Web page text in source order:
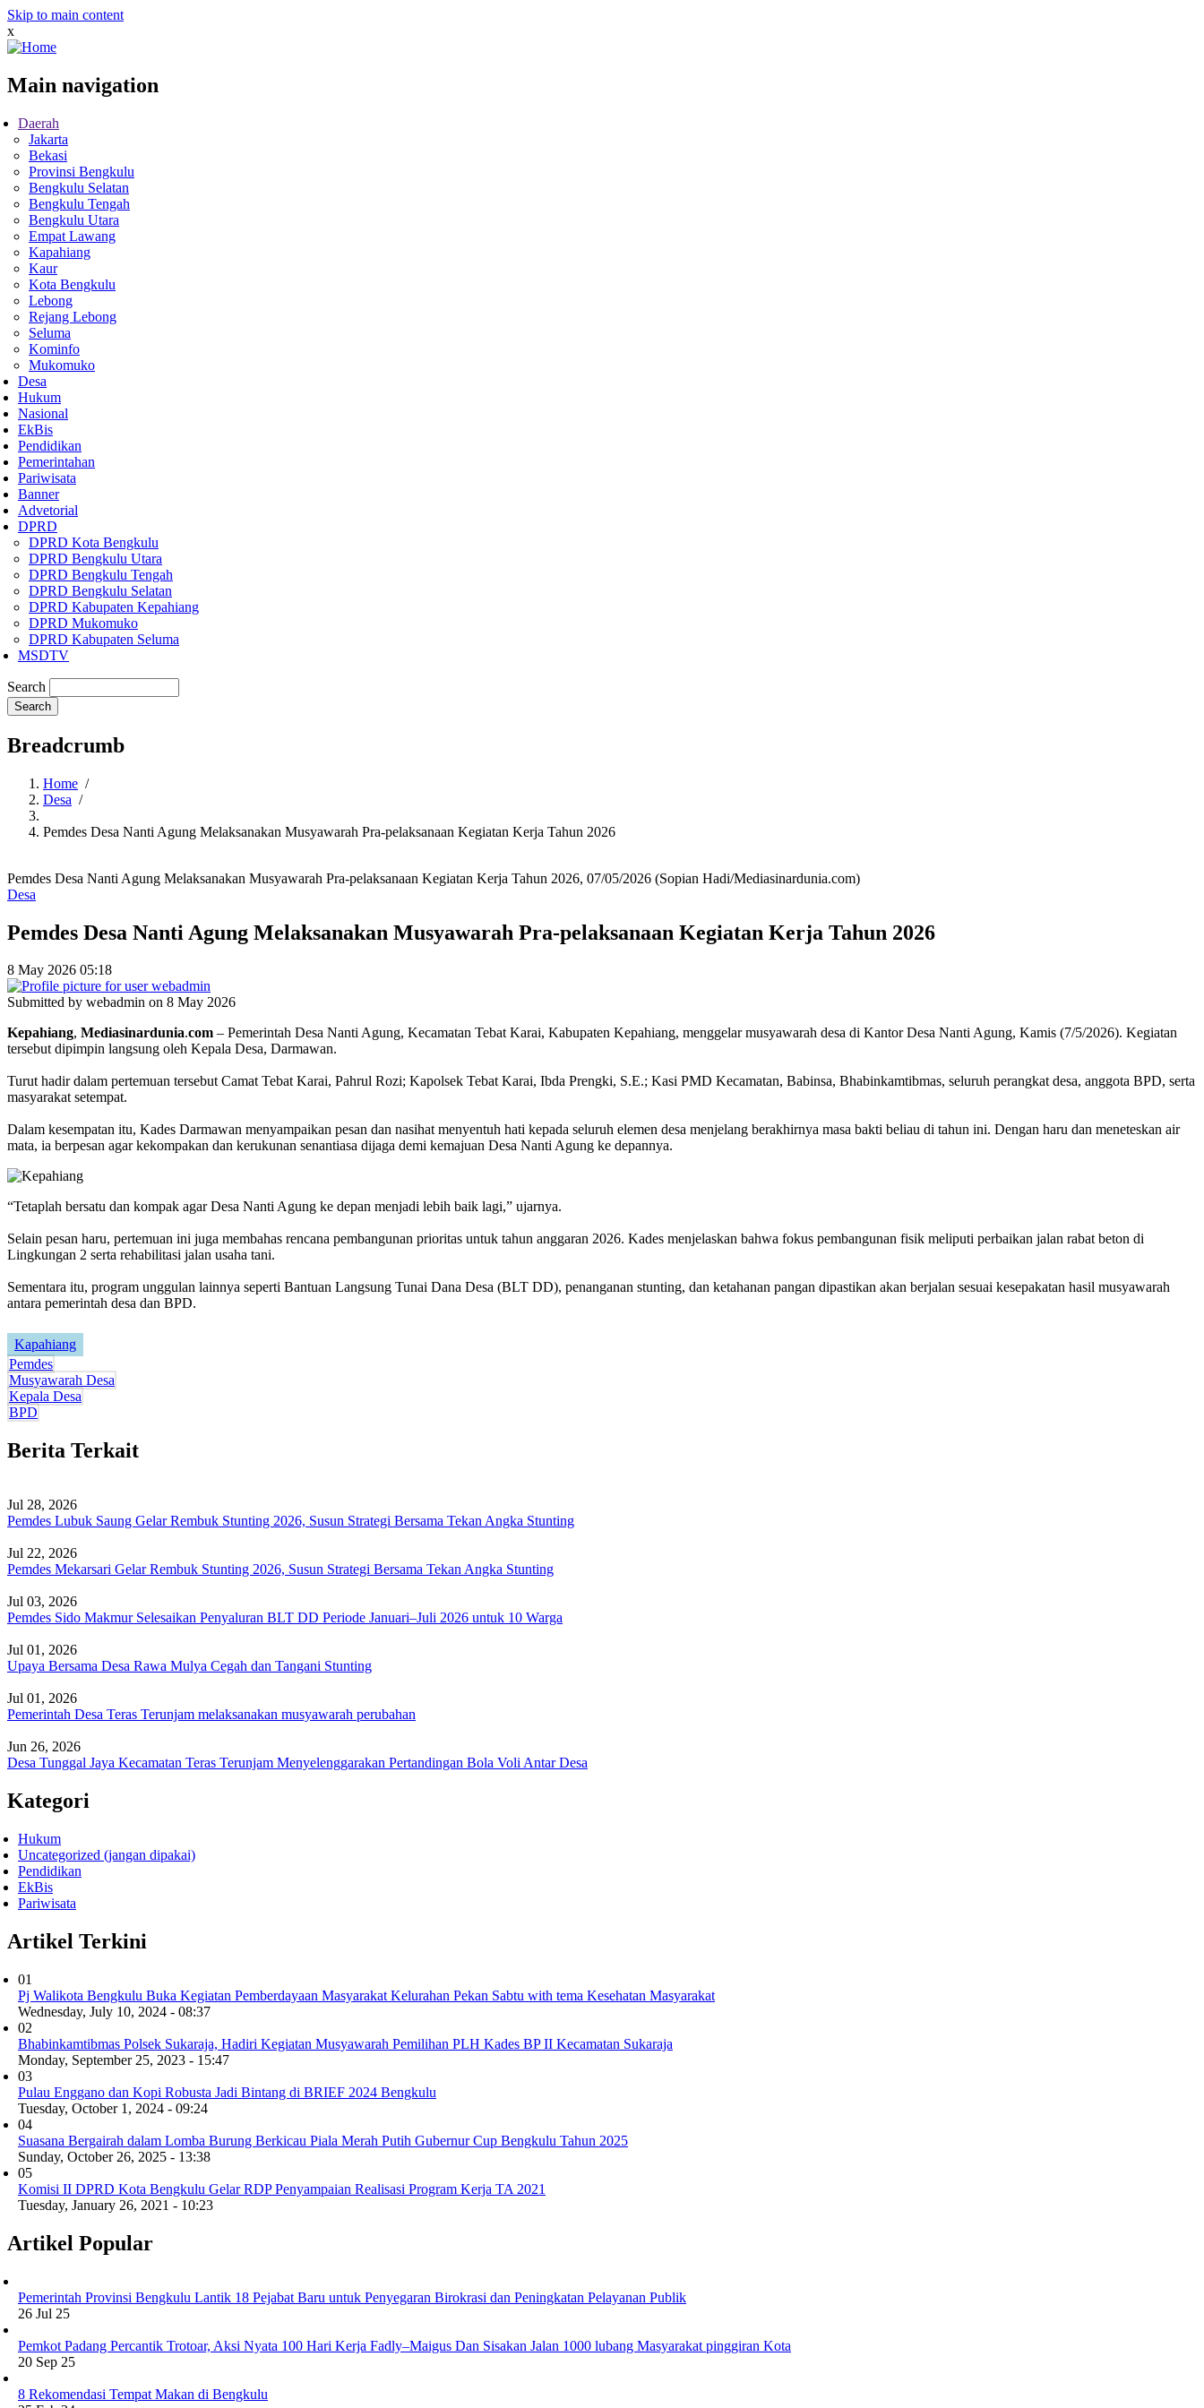
Skip to main content
x
Main navigation
Daerah
Jakarta
Bekasi
Provinsi Bengkulu
Bengkulu Selatan
Bengkulu Tengah
Bengkulu Utara
Empat Lawang
Kapahiang
Kaur
Kota Bengkulu
Lebong
Rejang Lebong
Seluma
Kominfo
Mukomuko
Desa
Hukum
Nasional
EkBis
Pendidikan
Pemerintahan
Pariwisata
Banner
Advetorial
DPRD
DPRD Kota Bengkulu
DPRD Bengkulu Utara
DPRD Bengkulu Tengah
DPRD Bengkulu Selatan
DPRD Kabupaten Kepahiang
DPRD Mukomuko
DPRD Kabupaten Seluma
MSDTV
Search
Breadcrumb
Home /
Desa /
Pemdes Desa Nanti Agung Melaksanakan Musyawarah Pra-pelaksanaan Kegiatan Kerja Tahun 2026
Pemdes Desa Nanti Agung Melaksanakan Musyawarah Pra-pelaksanaan Kegiatan Kerja Tahun 2026, 07/05/2026 (Sopian Hadi/Mediasinardunia.com)
Desa
Pemdes Desa Nanti Agung Melaksanakan Musyawarah Pra-pelaksanaan Kegiatan Kerja Tahun 2026
8 May 2026 05:18
Submitted by webadmin on 8 May 2026
Kepahiang, Mediasinardunia.com – Pemerintah Desa Nanti Agung, Kecamatan Tebat Karai, Kabupaten Kepahiang, menggelar musyawarah desa di Kantor Desa Nanti Agung, Kamis (7/5/2026). Kegiatan
tersebut dipimpin langsung oleh Kepala Desa, Darmawan.
Turut hadir dalam pertemuan tersebut Camat Tebat Karai, Pahrul Rozi; Kapolsek Tebat Karai, Ibda Prengki, S.E.; Kasi PMD Kecamatan, Babinsa, Bhabinkamtibmas, seluruh perangkat desa, anggota BPD, serta
masyarakat setempat.
Dalam kesempatan itu, Kades Darmawan menyampaikan pesan dan nasihat menyentuh hati kepada seluruh elemen desa menjelang berakhirnya masa bakti beliau di tahun ini. Dengan haru dan meneteskan air
mata, ia berpesan agar kekompakan dan kerukunan senantiasa dijaga demi kemajuan Desa Nanti Agung ke depannya.
“Tetaplah bersatu dan kompak agar Desa Nanti Agung ke depan menjadi lebih baik lagi,” ujarnya.
Selain pesan haru, pertemuan ini juga membahas rencana pembangunan prioritas untuk tahun anggaran 2026. Kades menjelaskan bahwa fokus pembangunan fisik meliputi perbaikan jalan rabat beton di
Lingkungan 2 serta rehabilitasi jalan usaha tani.
Sementara itu, program unggulan lainnya seperti Bantuan Langsung Tunai Dana Desa (BLT DD), penanganan stunting, dan ketahanan pangan dipastikan akan berjalan sesuai kesepakatan hasil musyawarah
antara pemerintah desa dan BPD.
Kapahiang
Pemdes
Musyawarah Desa
Kepala Desa
BPD
Berita Terkait
Jul 28, 2026
Pemdes Lubuk Saung Gelar Rembuk Stunting 2026, Susun Strategi Bersama Tekan Angka Stunting
Jul 22, 2026
Pemdes Mekarsari Gelar Rembuk Stunting 2026, Susun Strategi Bersama Tekan Angka Stunting
Jul 03, 2026
Pemdes Sido Makmur Selesaikan Penyaluran BLT DD Periode Januari–Juli 2026 untuk 10 Warga
Jul 01, 2026
Upaya Bersama Desa Rawa Mulya Cegah dan Tangani Stunting
Jul 01, 2026
Pemerintah Desa Teras Terunjam melaksanakan musyawarah perubahan
Jun 26, 2026
Desa Tunggal Jaya Kecamatan Teras Terunjam Menyelenggarakan Pertandingan Bola Voli Antar Desa
Kategori
Hukum
Uncategorized (jangan dipakai)
Pendidikan
EkBis
Pariwisata
Artikel Terkini
01
Pj Walikota Bengkulu Buka Kegiatan Pemberdayaan Masyarakat Kelurahan Pekan Sabtu with tema Kesehatan Masyarakat
Wednesday, July 10, 2024 - 08:37
02
Bhabinkamtibmas Polsek Sukaraja, Hadiri Kegiatan Musyawarah Pemilihan PLH Kades BP II Kecamatan Sukaraja
Monday, September 25, 2023 - 15:47
03
Pulau Enggano dan Kopi Robusta Jadi Bintang di BRIEF 2024 Bengkulu
Tuesday, October 1, 2024 - 09:24
04
Suasana Bergairah dalam Lomba Burung Berkicau Piala Merah Putih Gubernur Cup Bengkulu Tahun 2025
Sunday, October 26, 2025 - 13:38
05
Komisi II DPRD Kota Bengkulu Gelar RDP Penyampaian Realisasi Program Kerja TA 2021
Tuesday, January 26, 2021 - 10:23
Artikel Popular
Pemerintah Provinsi Bengkulu Lantik 18 Pejabat Baru untuk Penyegaran Birokrasi dan Peningkatan Pelayanan Publik
26 Jul 25
Pemkot Padang Percantik Trotoar, Aksi Nyata 100 Hari Kerja Fadly–Maigus Dan Sisakan Jalan 1000 lubang Masyarakat pinggiran Kota
20 Sep 25
8 Rekomendasi Tempat Makan di Bengkulu